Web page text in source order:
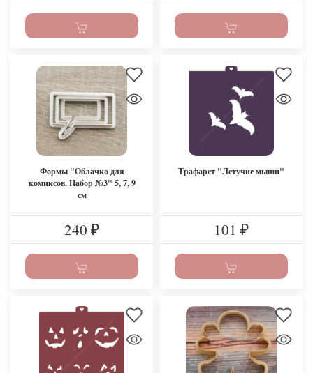
Формы "Облачко для
комиксов. Набор №3" 5, 7, 9
см
240 ₽
Трафарет "Летучие мыши"
101 ₽